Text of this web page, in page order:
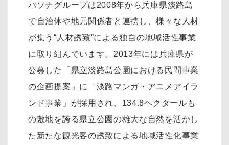
パソナグループは2008年から兵庫県淡路島
で自治体や地元関係者と連携し、様々な人材
が集う“人材誘致”による独自の地域活性事業
に取り組んでいます。2013年には兵庫県が
公募した「県立淡路島公園における民間事業
の企画提案」に「淡路マンガ・アニメアイラ
ンド事業」が採用され、134.8ヘクタールも
の敷地を誇る県立公園の雄大な自然を活かし
た新たな観光客の誘致による地域活性化事業